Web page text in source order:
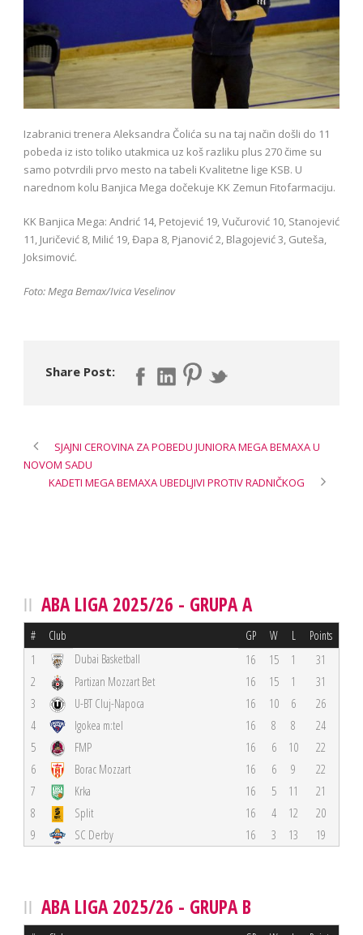
Izabranici trenera Aleksandra Čolića su na taj način došli do 11
pobeda iz isto toliko utakmica uz koš razliku plus 270 čime su
samo potvrdili prvo mesto na tabeli Kvalitetne lige KSB. U
narednom kolu Banjica Mega dočekuje KK Zemun Fitofarmaciju.
KK Banjica Mega: Andrić 14, Petojević 19, Vučurović 10, Stanojević
11, Juričević 8, Milić 19, Đapa 8, Pjanović 2, Blagojević 3, Guteša,
Joksimović.
Foto: Mega Bemax/Ivica Veselinov
Share Post:
SJAJNI CEROVINA ZA POBEDU JUNIORA MEGA BEMAXA U
NOVOM SADU
KADETI MEGA BEMAXA UBEDLJIVI PROTIV RADNIČKOG
ABA LIGA 2025/26 - GRUPA A
# Club GP W L Points
1 Dubai Basketball 16 15 1
31
2
Partizan Mozzart Bet 16 15 1
31
3
U-BT Cluj-Napoca 16 10 6
26
4
Igokea m:tel 16 8 8
24
5
FMP 16 6 10
22
6
Borac Mozzart 16 6 9
22
7
Krka 16 5 11
21
8
Split 16 4 12
20
9
SC Derby 16 3 13 19
ABA LIGA 2025/26 - GRUPA B